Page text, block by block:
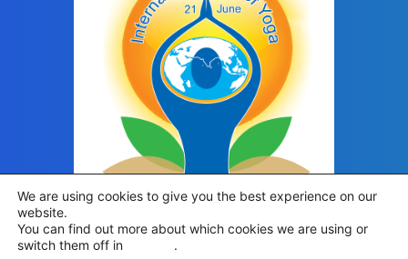
We are using cookies to give you the best experience on our
website.
You can find out more about which cookies we are using or
switch them off in
.